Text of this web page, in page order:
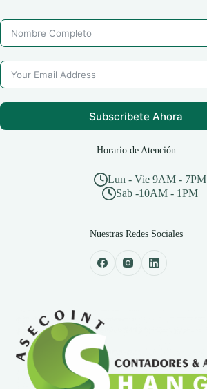
Subscribete Ahora
Horario de Atención
Lun - Vie 9AM - 7PM
Sab -10AM - 1PM
Nuestras Redes Sociales